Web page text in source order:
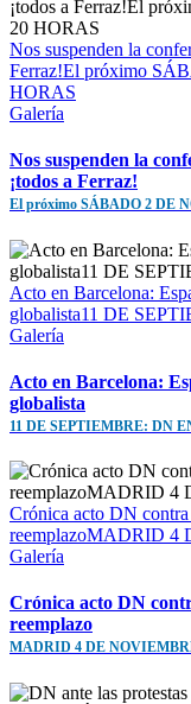
Nos suspenden la
Ferraz!El próximo
HORAS
Galería
Nos suspenden la
¡todos a Ferraz!
El próximo SÁBADO 2 DE
Acto en Barcelona:
globalista11 DE
Galería
Acto en Barcelona:
globalista
11 DE SEPTIEMBRE: DN
Crónica acto DN
reemplazoMADRID 4
Galería
Crónica acto DN
reemplazo
MADRID 4 DE